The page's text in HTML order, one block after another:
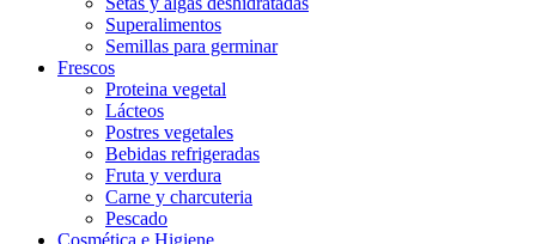
Superalimentos
Semillas para germinar
Frescos
Proteina vegetal
Lácteos
Postres vegetales
Bebidas refrigeradas
Fruta y verdura
Carne y charcuteria
Pescado
Cosmética e Higiene